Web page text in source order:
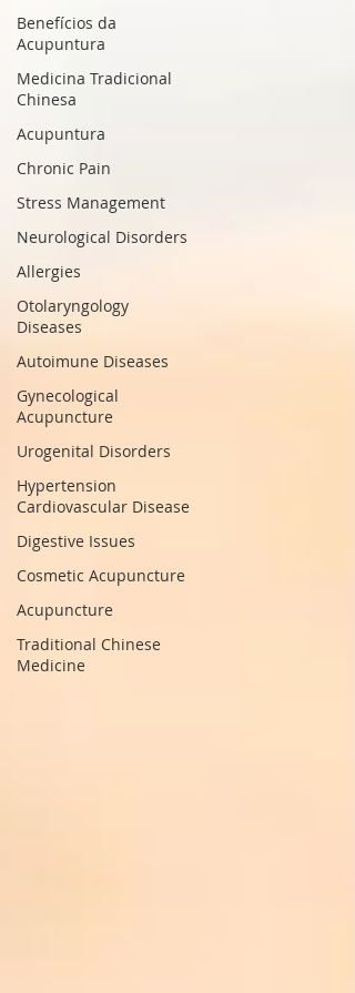
Benefícios da
Acupuntura
Medicina Tradicional
Chinesa
Acupuntura
Chronic Pain
Stress Management
Neurological Disorders
Allergies
Otolaryngology
Diseases
Autoimune Diseases
Gynecological
Acupuncture
Urogenital Disorders
Hypertension
Cardiovascular Disease
Digestive Issues
Cosmetic Acupuncture
Acupuncture
Traditional Chinese
Medicine